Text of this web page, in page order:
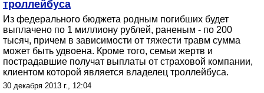
троллейбуса
Из федерального бюджета родным погибших будет
выплачено по 1 миллиону рублей, раненым - по 200
тысяч, причем в зависимости от тяжести травм сумма
может быть удвоена. Кроме того, семьи жертв и
пострадавшие получат выплаты от страховой компании,
клиентом которой является владелец троллейбуса.
30 декабря 2013 г., 12:04